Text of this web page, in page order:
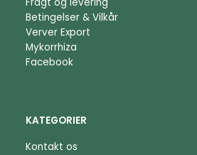
Betingelser & Vilkår
Verver Export
Mykorrhiza
Facebook
KATEGORIER
Kontakt os